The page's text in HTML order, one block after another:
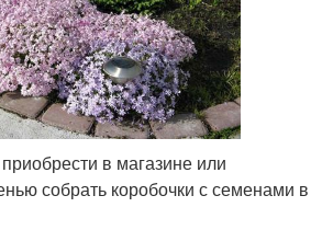
в магазине или
собрать коробочки с семенами в